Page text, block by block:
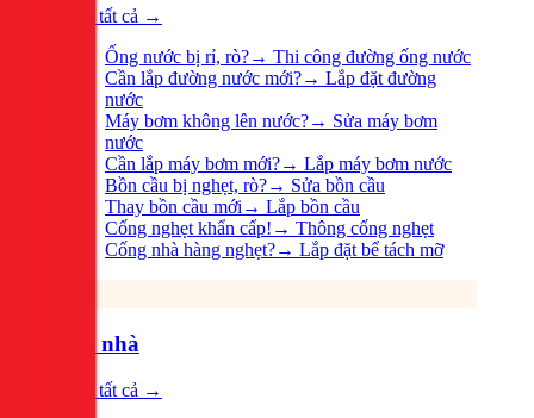
Xem tất cả →
Ống nước bị rỉ, rò?→ Thi công đường ống nước
Cần lắp đường nước mới?→ Lắp đặt đường
nước
Máy bơm không lên nước?→ Sửa máy bơm
nước
Cần lắp máy bơm mới?→ Lắp máy bơm nước
Bồn cầu bị nghẹt, rò?→ Sửa bồn cầu
Thay bồn cầu mới → Lắp bồn cầu
Cống nghẹt khẩn cấp! → Thông cống nghẹt
Cống nhà hàng nghẹt?→ Lắp đặt bể tách mỡ
Sửa nhà
Xem tất cả →